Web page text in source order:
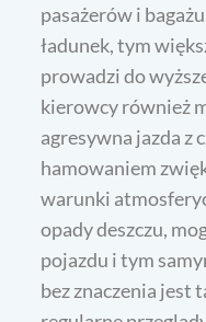
pasażerów i
ładunek, tym
prowadzi do
kierowcy również
agresywna jazda z
hamowaniem
warunki
opady deszczu,
pojazdu i tym
bez znaczenia jest